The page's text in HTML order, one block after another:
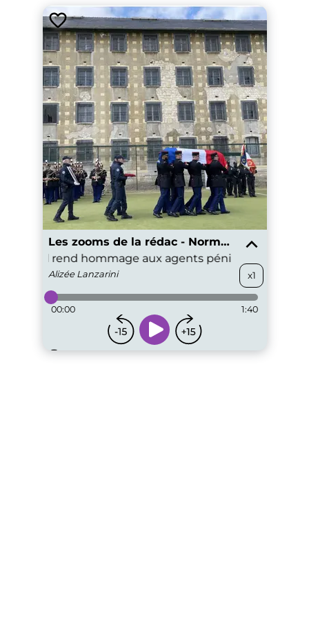
Les zooms de la rédac - Normandie
Attal rend hommage aux agents pénitentiaires tués
Alizée Lanzarini x1
00:00 1:40
...